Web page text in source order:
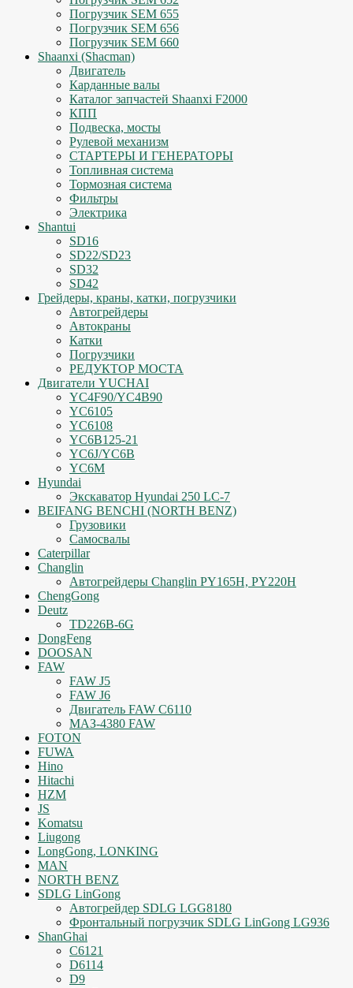
Погрузчик SEM 655
Погрузчик SEM 656
Погрузчик SEM 660
Shaanxi (Shacman)
Двигатель
Карданные валы
Каталог запчастей Shaanxi F2000
КПП
Подвеска, мосты
Рулевой механизм
СТАРТЕРЫ И ГЕНЕРАТОРЫ
Топливная система
Тормозная система
Фильтры
Электрика
Shantui
SD16
SD22/SD23
SD32
SD42
Грейдеры, краны, катки, погрузчики
Автогрейдеры
Автокраны
Катки
Погрузчики
РЕДУКТОР МОСТА
Двигатели YUCHAI
YC4F90/YC4B90
YC6105
YC6108
YC6B125-21
YC6J/YC6B
YC6M
Hyundai
Экскаватор Hyundai 250 LC-7
BEIFANG BENCHI (NORTH BENZ)
Грузовики
Самосвалы
Caterpillar
Changlin
Автогрейдеры Changlin PY165H, PY220H
ChengGong
Deutz
TD226B-6G
DongFeng
DOOSAN
FAW
FAW J5
FAW J6
Двигатель FAW C6110
МАЗ-4380 FAW
FOTON
FUWA
Hino
Hitachi
HZM
JS
Komatsu
Liugong
LongGong, LONKING
MAN
NORTH BENZ
SDLG LinGong
Автогрейдер SDLG LGG8180
Фронтальный погрузчик SDLG LinGong LG936
ShanGhai
C6121
D6114
D9